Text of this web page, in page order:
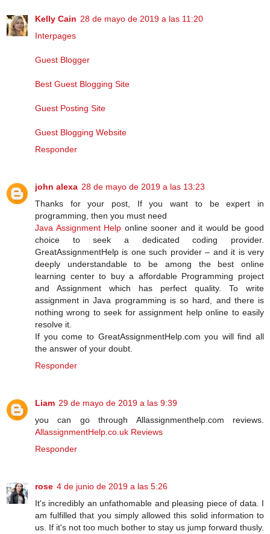
Kelly Cain 28 de mayo de 2019 a las 11:20
Interpages
Guest Blogger
Best Guest Blogging Site
Guest Posting Site
Guest Blogging Website
Responder
john alexa 28 de mayo de 2019 a las 13:23
Thanks for your post, If you want to be expert in
programming, then you must need
Java Assignment Help online sooner and it would be good
choice to seek a dedicated coding provider.
GreatAssignmentHelp is one such provider – and it is very
deeply understandable to be among the best online
learning center to buy a affordable Programming project
and Assignment which has perfect quality. To write
assignment in Java programming is so hard, and there is
nothing wrong to seek for assignment help online to easily
resolve it.
If you come to GreatAssignmentHelp.com you will find all
the answer of your doubt.
Responder
Liam 29 de mayo de 2019 a las 9:39
you can go through Allassignmenthelp.com reviews.
AllassignmentHelp.co.uk Reviews
Responder
rose 4 de junio de 2019 a las 5:26
It's incredibly an unfathomable and pleasing piece of data. I
am fulfilled that you simply allowed this solid information to
us. If it's not too much bother to stay us jump forward thusly.